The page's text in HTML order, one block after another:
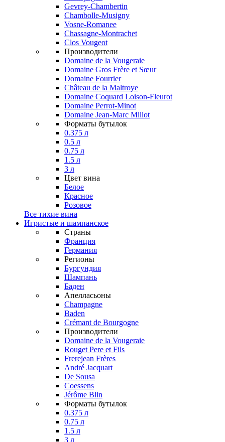
Gevrey-Chambertin
Chambolle-Musigny
Vosne-Romanee
Chassagne-Montrachet
Clos Vougeot
Производители
Domaine de la Vougeraie
Domaine Gros Frère et Sœur
Domaine Fourrier
Château de la Maltroye
Domaine Coquard Loison-Fleurot
Domaine Perrot-Minot
Domaine Jean-Marc Millot
Форматы бутылок
0.375 л
0.5 л
0.75 л
1.5 л
3 л
Цвет вина
Белое
Красное
Розовое
Все тихие вина
Игристые и шампанское
Страны
Франция
Германия
Регионы
Бургундия
Шампань
Баден
Апелласьоны
Champagne
Baden
Crémant de Bourgogne
Производители
Domaine de la Vougeraie
Rouget Pere et Fils
Frerejean Frères
André Jacquart
De Sousa
Coessens
Jérôme Blin
Форматы бутылок
0.375 л
0.75 л
1.5 л
3 л